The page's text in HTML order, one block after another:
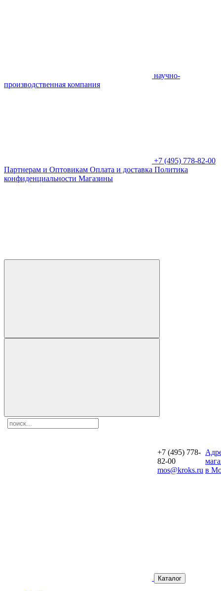
научно-
производственная компания
+7 (495) 778-82-00
Партнерам и Оптовикам Оплата и доставка Политика
конфиденциальности Магазины
+7 (495) 778-
82-00
mos@kroks.ru в
Каталог